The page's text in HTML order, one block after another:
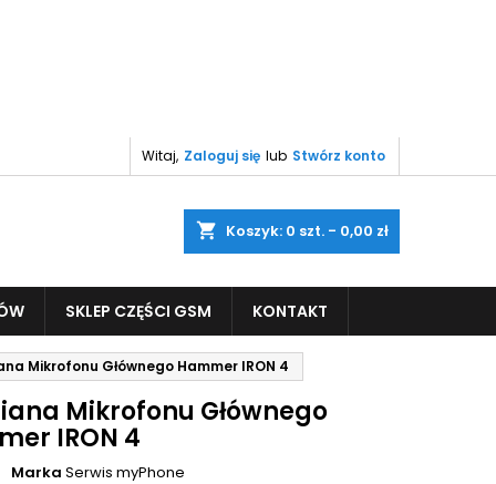
Witaj, Zaloguj się lub Stwórz konto
shopping_cart Koszyk: 0 szt. - 0,00 zł
SKLEP CZĘŚCI GSM KONTAKT
Mikrofonu Głównego Hammer IRON 4
Mikrofonu Głównego
IRON 4
Marka Serwis myPhone